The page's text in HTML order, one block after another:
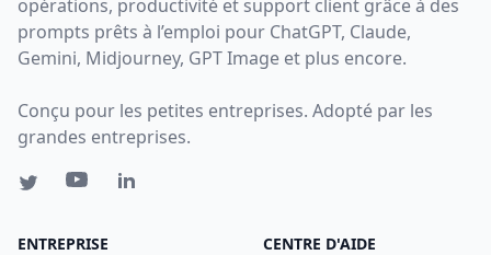
opérations, productivité et support client grâce à des
prompts prêts à l’emploi pour ChatGPT, Claude,
Gemini, Midjourney, GPT Image et plus encore.
Conçu pour les petites entreprises. Adopté par les
grandes entreprises.
ENTREPRISE CENTRE D'AIDE